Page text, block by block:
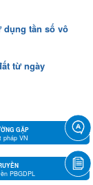
dụng tần số vô
từ ngày
GẶP
pháp VN
PBGDPL